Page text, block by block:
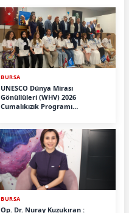
BURSA
UNESCO Dünya Mirası
Gönüllüleri (WHV) 2026
Cumalıkızık Programı
BURSA
Op. Dr. Nuray Kuzukıran :